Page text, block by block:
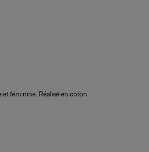
féminine. Réalisé en coton